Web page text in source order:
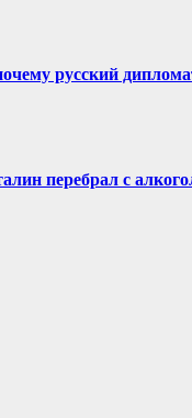
русский
перебрал с